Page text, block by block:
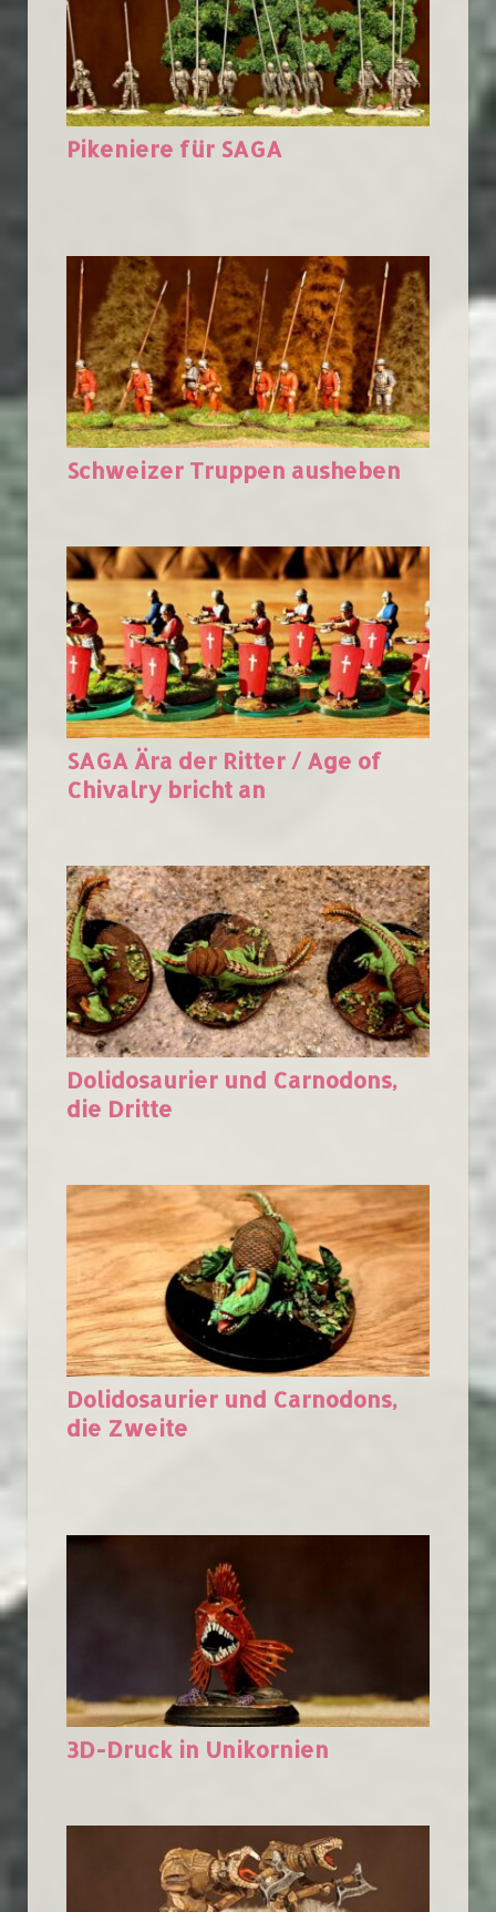
Pikeniere für SAGA
Schweizer Truppen ausheben
SAGA Ära der Ritter / Age of
Chivalry bricht an
Dolidosaurier und Carnodons,
die Dritte
Dolidosaurier und Carnodons,
die Zweite
3D-Druck in Unikornien